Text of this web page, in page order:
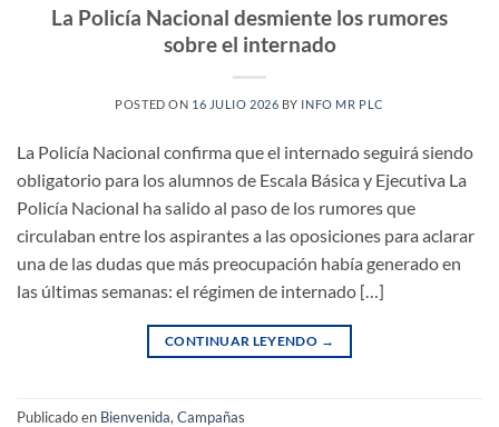
La Policía Nacional desmiente los rumores
sobre el internado
POSTED ON 16 JULIO 2026 BY INFO MR PLC
La Policía Nacional confirma que el internado seguirá siendo
obligatorio para los alumnos de Escala Básica y Ejecutiva La
Policía Nacional ha salido al paso de los rumores que
circulaban entre los aspirantes a las oposiciones para aclarar
una de las dudas que más preocupación había generado en
las últimas semanas: el régimen de internado […]
CONTINUAR LEYENDO →
Publicado en Bienvenida, Campañas